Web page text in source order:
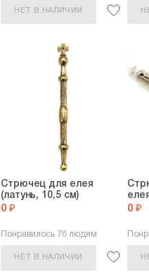
НЕТ В НАЛИЧИИ
Стрючец для елея
(латунь, 10,5 см)
0 ₽
Понравилось 76 людям
НЕТ В НАЛИЧИИ
0 ₽